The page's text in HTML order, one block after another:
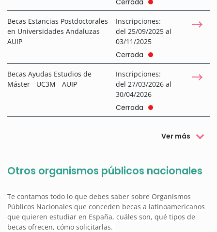
Becas Estancias Postdoctorales
en Universidades Andaluzas
AUIP
Inscripciones:
del 25/09/2025 al
03/11/2025
Cerrada
Becas Ayudas Estudios de
Máster - UC3M - AUIP
Inscripciones:
del 27/03/2026 al
30/04/2026
Cerrada
Ver más
Otros organismos públicos nacionales
Te contamos todo lo que debes saber sobre Organismos
Públicos Nacionales que conceden becas a latinoamericanos
que quieren estudiar en España, cuáles son, qué tipos de
becas ofrecen, cómo solicitarlas.